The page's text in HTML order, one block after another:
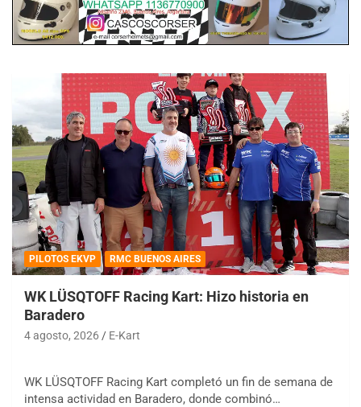
PILOTOS EKVP RMC BUENOS AIRES
WK LÜSQTOFF Racing Kart: Hizo historia en
Baradero
4 agosto, 2026 E-Kart
WK LÜSQTOFF Racing Kart completó un fin de semana de
intensa actividad en Baradero, donde combinó…